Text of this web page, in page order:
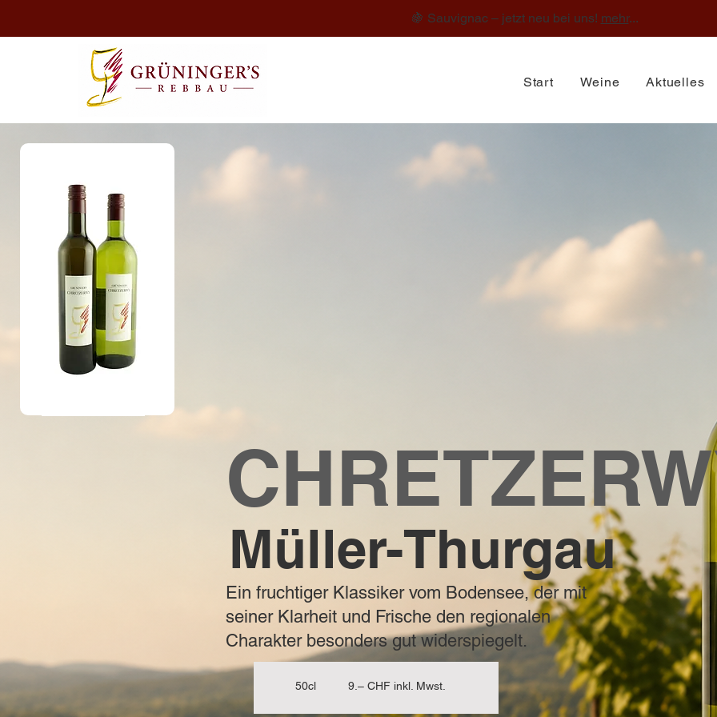
🍇 Sauvignac – jetzt neu bei uns! mehr...
Start Weine Aktuelles
Müller-Thurgau
Ein fruchtiger Klassiker vom Bodensee, der mit
seiner Klarheit und Frische den regionalen
Charakter besonders gut widerspiegelt.
50cl 9.– CHF inkl. Mwst.